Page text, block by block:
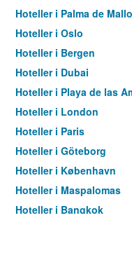
Hoteller i Palma de
Hoteller i Oslo
Hoteller i Bergen
Hoteller i Dubai
Hoteller i Playa de las
Hoteller i London
Hoteller i Paris
Hoteller i Göteborg
Hoteller i København
Hoteller i Maspalomas
Hoteller i Bangkok